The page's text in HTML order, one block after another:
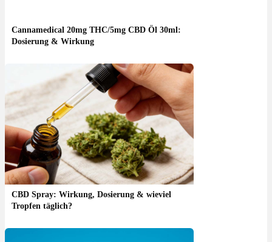
Cannamedical 20mg THC/5mg CBD Öl 30ml:
Dosierung & Wirkung
CBD Spray: Wirkung, Dosierung & wieviel
Tropfen täglich?